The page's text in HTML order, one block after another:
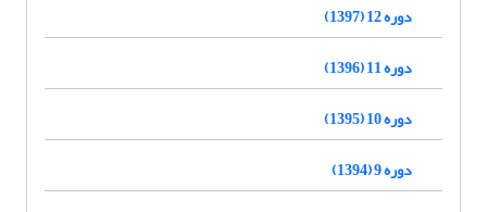
دوره 12 (1397)
دوره 11 (1396)
دوره 10 (1395)
دوره 9 (1394)